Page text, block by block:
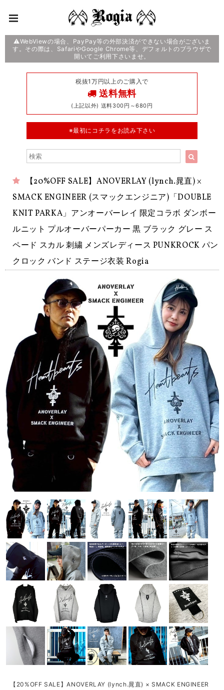
⚠️WebViewの場合、PayPay等の外部決済ができない場合がございま
す。その際は、SafariやGoogle Chrome等、デフォルトのブラウザで
開いてご利用下さいませ。
税抜1万円以上のご購入で
送料無料
(上記以外) 送料300円～680円
※最初にコチラをお読み下さい
【20%OFF SALE】ANOVERLAY (lynch.晁直) ×
SMACK ENGINEER (スマックエンジニア)「DOUBLE
KNIT PARKA」アンオーバーレイ 限定コラボ ダンボー
ルニット プルオーバーパーカー 黒 ブラック グレー ス
ペード スカル 刺繍 メンズレディース PUNKROCK パン
クロック バンド ステージ衣装 Rogia
【20%OFF SALE】ANOVERLAY (lynch.晁直) × SMACK ENGINEER